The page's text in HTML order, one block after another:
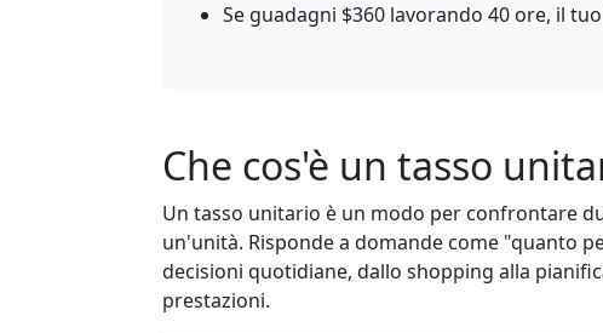
Se guadagni $360 lavorando 40 ore, il
Che cos'è un tasso
Un tasso unitario è un modo per confrontare
un'unità. Risponde a domande come "quanto
decisioni quotidiane, dallo shopping alla
prestazioni.